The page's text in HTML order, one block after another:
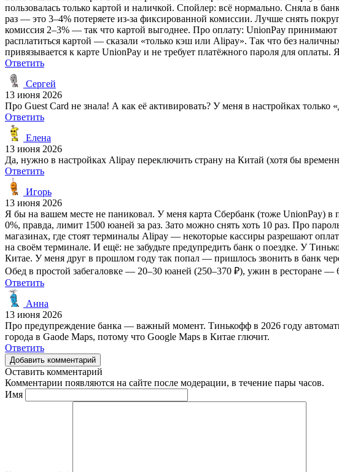
пользовалась только картой и наличкой. Спойлер: всё нормально. Сняла в
раз — это 3–4% потеряете из-за фиксированной комиссии. Лучше снять
комиссия 2–3% — так что картой выгоднее. Про оплату: UnionPay
расплатиться картой — сказали «только кэш или Alipay». Так что без
привязывается к карте UnionPay и не требует платёжного пароля для
Ответить
Сергей
13 июня 2026
Про Guest Card не знала! А как её активировать? У меня в настройках
Ответить
Елена
13 июня 2026
Да, нужно в настройках Alipay переключить страну на Китай (хотя бы
Ответить
Игорь
13 июня 2026
Я бы на вашем месте не паниковал. У меня карта Сбербанк (тоже UnionPay)
0%, правда, лимит 1500 юаней за раз. Зато можно снять хоть 10 раз. Про
магазинах, где стоят терминалы Alipay — некоторые кассиры разрешают
на своём терминале. И ещё: не забудьте предупредить банк о поездке. У
Китае. У меня друг в прошлом году так попал — пришлось звонить в банк
Обед в простой забегаловке — 20–30 юаней (250–370 ₽), ужин в ресторане
Ответить
Анна
13 июня 2026
Про предупреждение банка — важный момент. Тинькофф в 2026 году
города в Gaode Maps, потому что Google Maps в Китае глючит.
Ответить
Добавить комментарий
Оставить комментарий
Комментарии появляются на сайте после модерации, в течение пары часов.
Имя